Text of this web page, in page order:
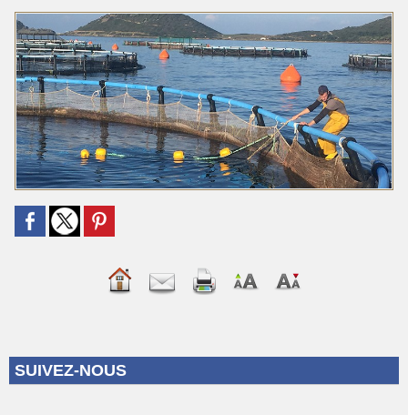
SUIVEZ-NOUS